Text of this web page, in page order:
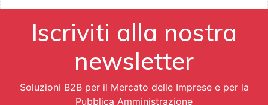
Iscriviti alla nostra
newsletter
Soluzioni B2B per il Mercato delle Imprese e per la
Pubblica Amministrazione